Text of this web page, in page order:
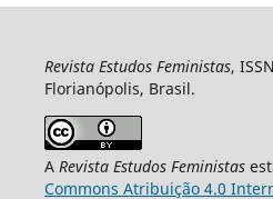
Revista Estudos Feministas,
Florianópolis, Brasil.
A Revista Estudos Feministas
Commons Atribuição 4.0